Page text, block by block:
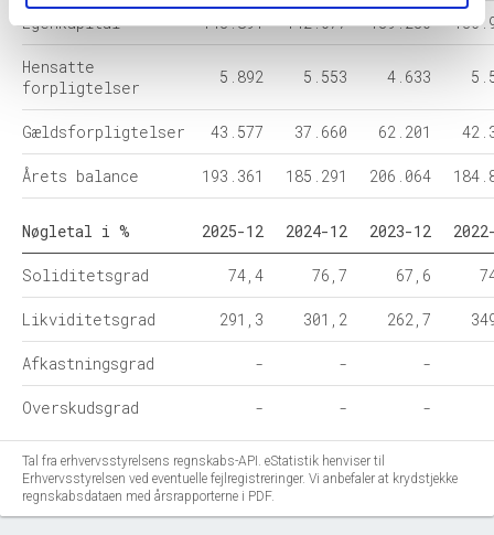
Egenkapital 143.891 142.077 139.230
Hensatte
forpligtelser
5.892 5.553 4.633
Gældsforpligtelser 43.577 37.660 62.201
Årets balance 193.361 185.291 206.064
Nøgletal i % 2025-12 2024-12 2023-12
Soliditetsgrad 74,4 76,7 67,6
Likviditetsgrad 291,3 301,2 262,7
Afkastningsgrad - - -
Overskudsgrad - - -
Tal fra erhvervsstyrelsens regnskabs-API. eStatistik henviser til
Erhvervsstyrelsen ved eventuelle fejlregistreringer. Vi anbefaler at krydstjekke
regnskabsdataen med årsrapporterne i PDF.